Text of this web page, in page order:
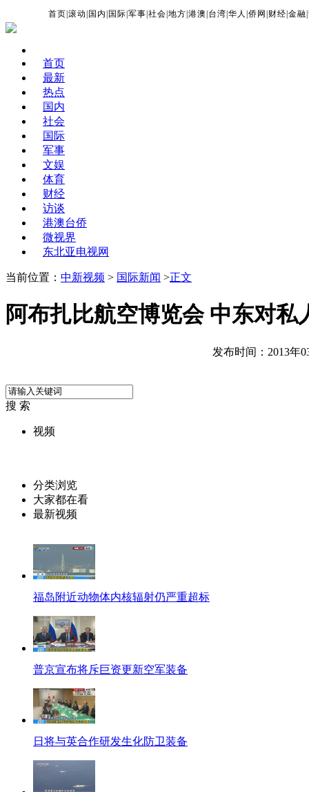
首页 |滚动 国内 国际 |军事 |社会 |地方 |港澳 台湾 |华人 |侨网 财经 |金融 |
首页
最新
热点
国内
社会
国际
军事
文娱
体育
财经
访谈
港澳台侨
微视界
东北亚电视网
当前位置： 中新视频 > 国际新闻 >正文
阿布扎比航空博览会 中东对私
发布时间：2013年
搜 索
视频
分类浏览
大家都在看
最新视频
福岛附近动物体内核辐射仍严重超标
普京宣布将斥巨资更新空军装备
日将与英合作研发生化防卫装备